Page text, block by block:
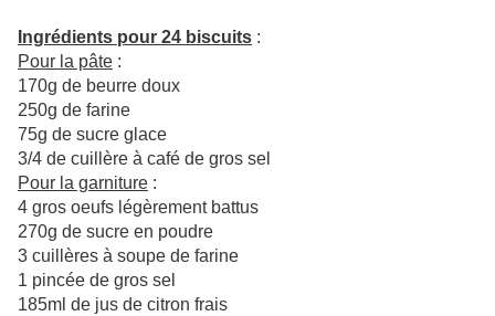
Ingrédients pour 24 biscuits :
Pour la pâte :
170g de beurre doux
250g de farine
75g de sucre glace
3/4 de cuillère à café de gros sel
Pour la garniture :
4 gros oeufs légèrement battus
270g de sucre en poudre
3 cuillères à soupe de farine
1 pincée de gros sel
185ml de jus de citron frais